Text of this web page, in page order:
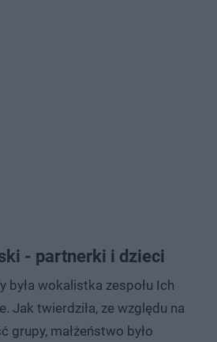
- partnerki i dzieci
była wokalistka zespołu Ich
Jak twierdziła, ze względu na
grupy, małżeństwo było